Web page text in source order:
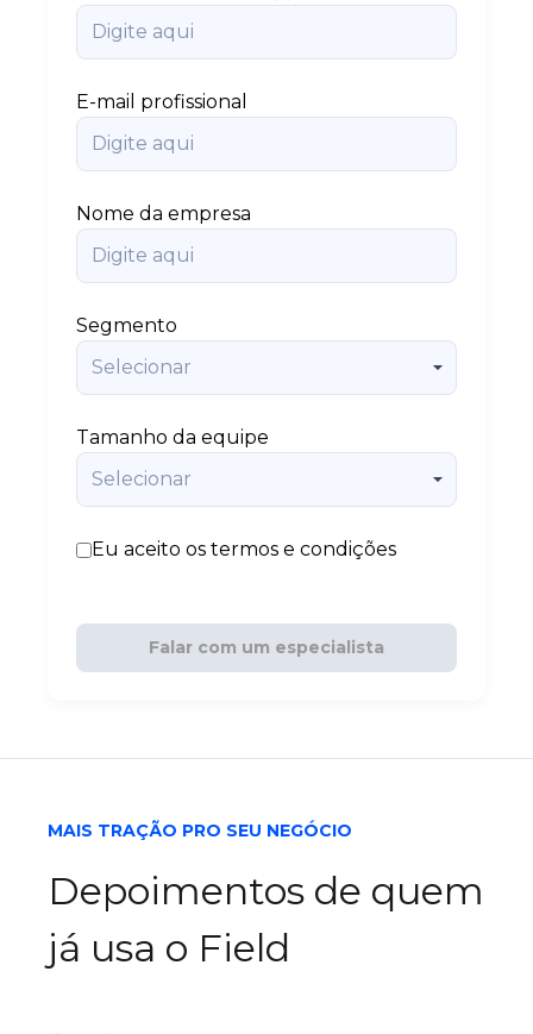
E-mail profissional
Nome da empresa
Segmento
Tamanho da equipe
Eu aceito os termos e condições
Falar com um especialista
MAIS TRAÇÃO PRO SEU NEGÓCIO
Depoimentos de quem
já usa o Field